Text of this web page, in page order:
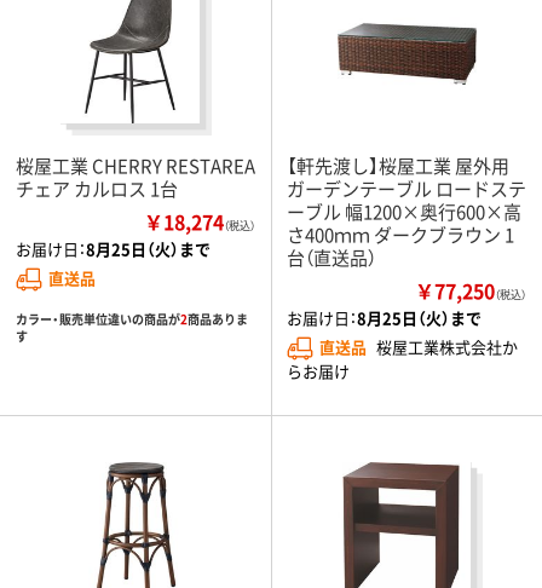
桜屋工業 CHERRY RESTAREA
チェア カルロス 1台
￥18,274（税込）
お届け日：8月25日（火）まで
直送品
カラー・販売単位違いの商品が2商品ありま
す
【軒先渡し】桜屋工業 屋外用
ガーデンテーブル ロードステ
ーブル 幅1200×奥行600×高
さ400ｍｍ ダークブラウン 1
台（直送品）
￥77,250（税込）
お届け日：8月25日（火）まで
直送品 桜屋工業株式会社か
らお届け